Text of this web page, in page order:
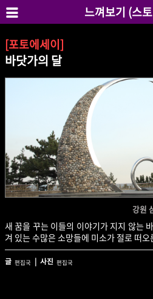
느껴보기 (스
[포토에세이]
바닷가의 달
강원
새 꿈을 꾸는 이들의 이야기가 지지 않는
겨 있는 수많은 소망들에 미소가 절로 떠오
글 편집국 | 사진 편집국